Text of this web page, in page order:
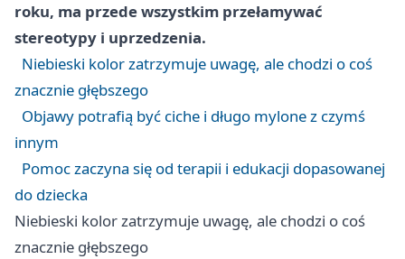
roku, ma przede wszystkim przełamywać
stereotypy i uprzedzenia.
Niebieski kolor zatrzymuje uwagę, ale chodzi o coś
znacznie głębszego
Objawy potrafią być ciche i długo mylone z czymś
innym
Pomoc zaczyna się od terapii i edukacji dopasowanej
do dziecka
Niebieski kolor zatrzymuje uwagę, ale chodzi o coś
znacznie głębszego